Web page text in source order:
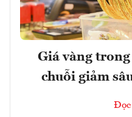
Giá vàng trong
chuỗi giảm
Đọc